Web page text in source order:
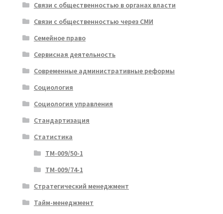
Связи с общественностью в органах власти
Связи с общественностью через СМИ
Семейное право
Сервисная деятельность
Современные административные реформы
Социология
Социология управления
Стандартизация
Статистика
ТМ-009/50-1
ТМ-009/74-1
Стратегический менеджмент
Тайм-менеджмент